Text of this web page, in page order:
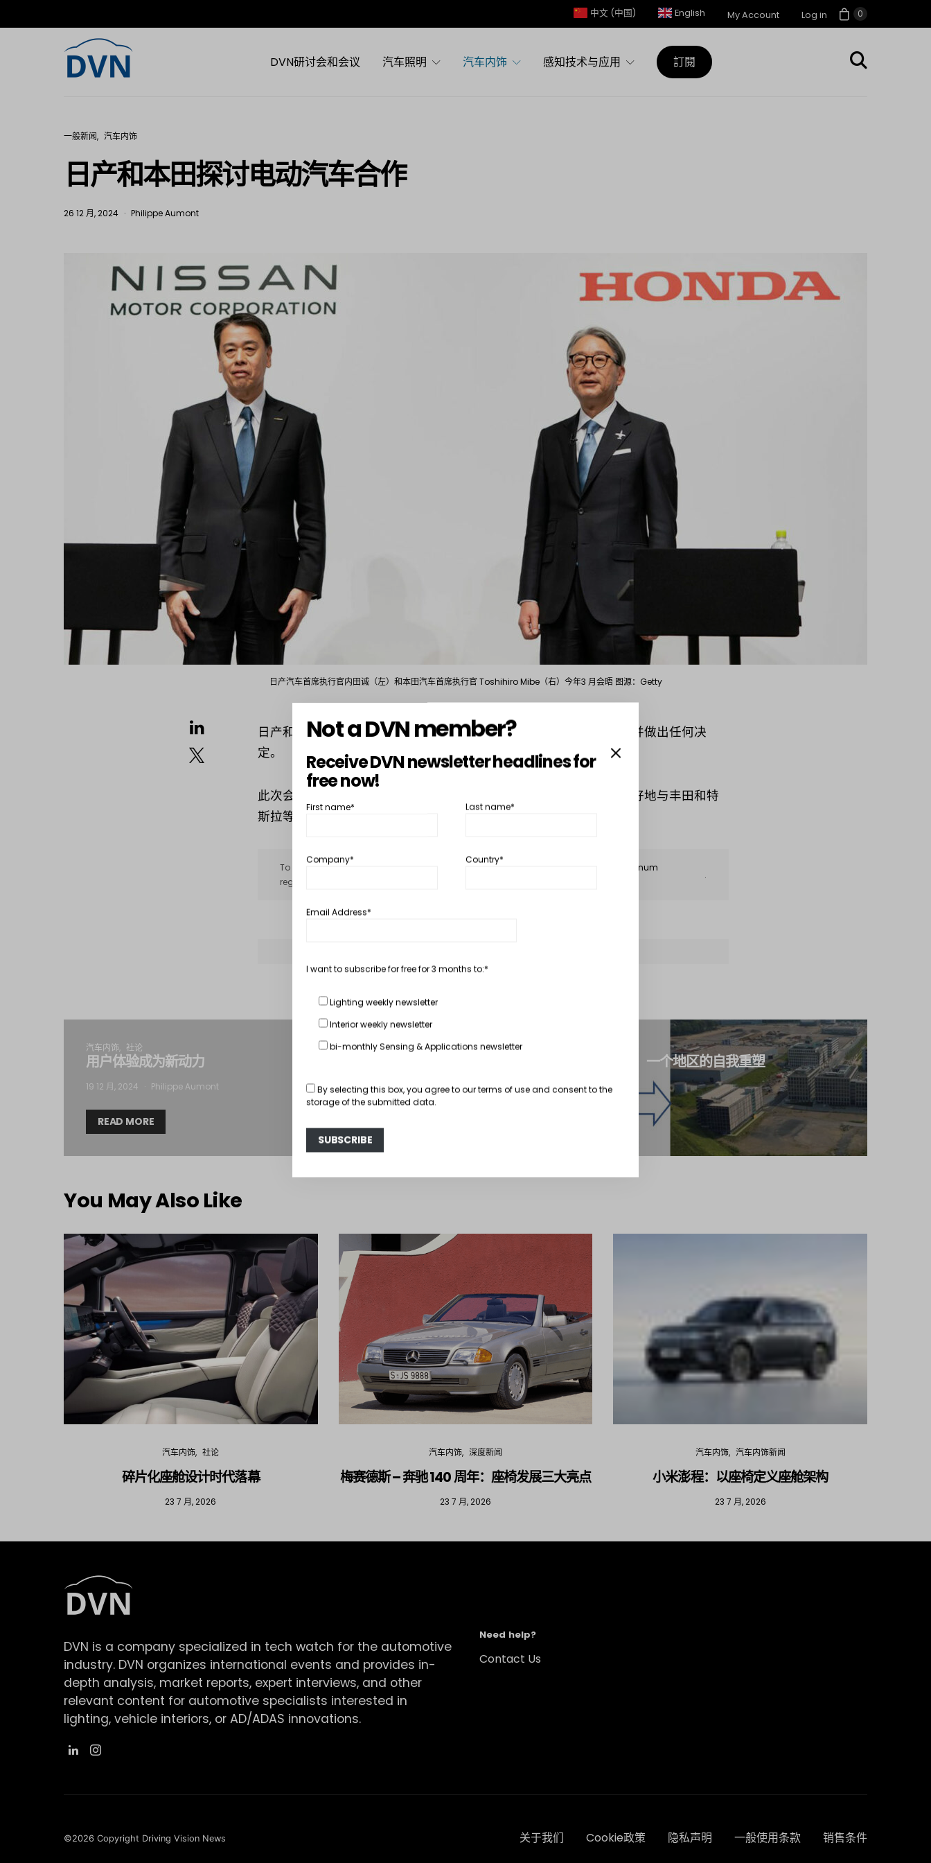
0
中文 (中国) English My Account Log in
DVN研讨会和会议 汽车照明 汽车内饰 感知技术与应用 訂閱
一般新闻 汽车内饰
日产和本田探讨电动汽车合作
26 12 月, 2024 Philippe Aumont
日产汽车首席执行官内田诚（左）和本田汽车首席执行官 Toshihiro Mibe（右）今年3 月会晤 图源：Getty
日产和本田上周证实，他们正在讨论更紧密的合作，但他们尚未就合并做出任何决
定。
此次会谈旨在加强他们在电动汽车市场的地位，尤其是在中国。并更好地与丰田和特
斯拉等其他主要汽车制造商竞争。
To access this post, you must
register
DVN Interior Gold Membership
DVN Interior Platinum
.
汽车内饰 社论
用户体验成为新动力
19 12 月, 2024 Philippe Aumont
READ MORE
一般新闻
欧宝退出后的德国波鸿：一个地区的自我重塑
26 12 月, 2024 Philippe Aumont
You May Also Like
汽车内饰 社论
碎片化座舱设计时代落幕
23 7 月, 2026
汽车内饰 深度新闻
梅赛德斯 – 奔驰 140 周年：座椅发展三大亮点
23 7 月, 2026
汽车内饰 汽车内饰新闻
小米澎程：以座椅定义座舱架构
23 7 月, 2026
DVN is a company specialized in tech watch for the automotive
industry. DVN organizes international events and provides in-
depth analysis, market reports, expert interviews, and other
relevant content for automotive specialists interested in
Need help?
Not a DVN member?
Receive DVN newsletter headlines for
free now!
First name* Last name*
Company* Country*
Email Address*
I want to subscribe for free for 3 months to:*
Lighting weekly newsletter
Interior weekly newsletter
bi-monthly Sensing & Applications newsletter
By selecting this box, you agree to ourterms of use and consent to the
storage of the submitted data.